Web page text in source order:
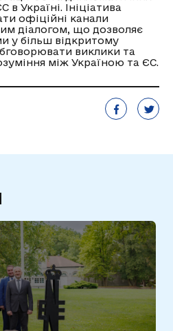
в Україні. Ініціатива
офіційні канали
діалогом, що дозволяє
у більш відкритому
виклики та
між Україною та ЄС.